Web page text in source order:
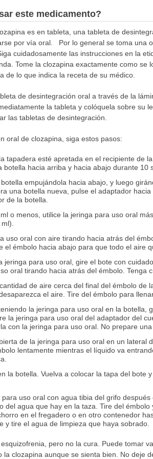
este medicamento?
es en tableta, una tableta de
por vía oral. Por lo general se toma una
cuidadosamente las instrucciones en la
Tome la clozapina exactamente como
de lo que indica la receta de su médico.
de desintegración oral a través de la
la tableta y colóquela sobre su
las tabletas de desintegración.
oral de clozapina, siga estos pasos:
tapadera esté apretada en el recipiente de
botella hacia arriba y hacia abajo durante 10
empujándola hacia abajo, y luego
una botella nueva, pulse el adaptador
de la botella.
o menos, utilice la jeringa para uso oral
uso oral con aire tirando hacia atrás del
el émbolo hacia abajo para que todo el aire
jeringa para uso oral, gire el bote con
oral tirando hacia atrás del émbolo. Tenga
de aire cerca del final del émbolo
el aire. Tire del émbolo para
la jeringa para uso oral en la
la jeringa para uso oral del adaptador del
con la jeringa para uso oral. No prepare
de la jeringa para uso oral en un
lentamente mientras el líquido va
la botella. Vuelva a colocar la tapa del
uso oral con agua tibia del grifo
del agua que hay en la taza. Tire del
en el fregadero o en otro contenedor
y tire el agua de limpieza que haya sobrado.
pero no la cura. Puede tomar
la clozapina aunque se sienta bien. No deje